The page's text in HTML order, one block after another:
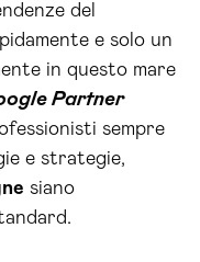
del
e solo un
in questo mare
Partner
sempre
e strategie,
siano